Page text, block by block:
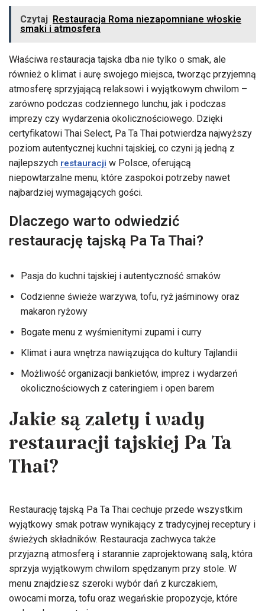
Czytaj Restauracja Roma niezapomniane włoskie
smaki i atmosfera
Właściwa restauracja tajska dba nie tylko o smak, ale
również o klimat i aurę swojego miejsca, tworząc przyjemną
atmosferę sprzyjającą relaksowi i wyjątkowym chwilom –
zarówno podczas codziennego lunchu, jak i podczas
imprezy czy wydarzenia okolicznościowego. Dzięki
certyfikatowi Thai Select, Pa Ta Thai potwierdza najwyższy
poziom autentycznej kuchni tajskiej, co czyni ją jedną z
najlepszych restauracji w Polsce, oferującą
niepowtarzalne menu, które zaspokoi potrzeby nawet
najbardziej wymagających gości.
Dlaczego warto odwiedzić
restaurację tajską Pa Ta Thai?
Pasja do kuchni tajskiej i autentyczność smaków
Codzienne świeże warzywa, tofu, ryż jaśminowy oraz
makaron ryżowy
Bogate menu z wyśmienitymi zupami i curry
Klimat i aura wnętrza nawiązująca do kultury Tajlandii
Możliwość organizacji bankietów, imprez i wydarzeń
okolicznościowych z cateringiem i open barem
Jakie są zalety i wady
restauracji tajskiej Pa Ta
Thai?
Restaurację tajską Pa Ta Thai cechuje przede wszystkim
wyjątkowy smak potraw wynikający z tradycyjnej receptury i
świeżych składników. Restauracja zachwyca także
przyjazną atmosferą i starannie zaprojektowaną salą, która
sprzyja wyjątkowym chwilom spędzanym przy stole. W
menu znajdziesz szeroki wybór dań z kurczakiem,
owocami morza, tofu oraz wegańskie propozycje, które